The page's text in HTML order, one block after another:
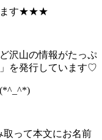
ます★★★
沢山の情報がたっぷ
を発行しています♡
取って本文にお名前